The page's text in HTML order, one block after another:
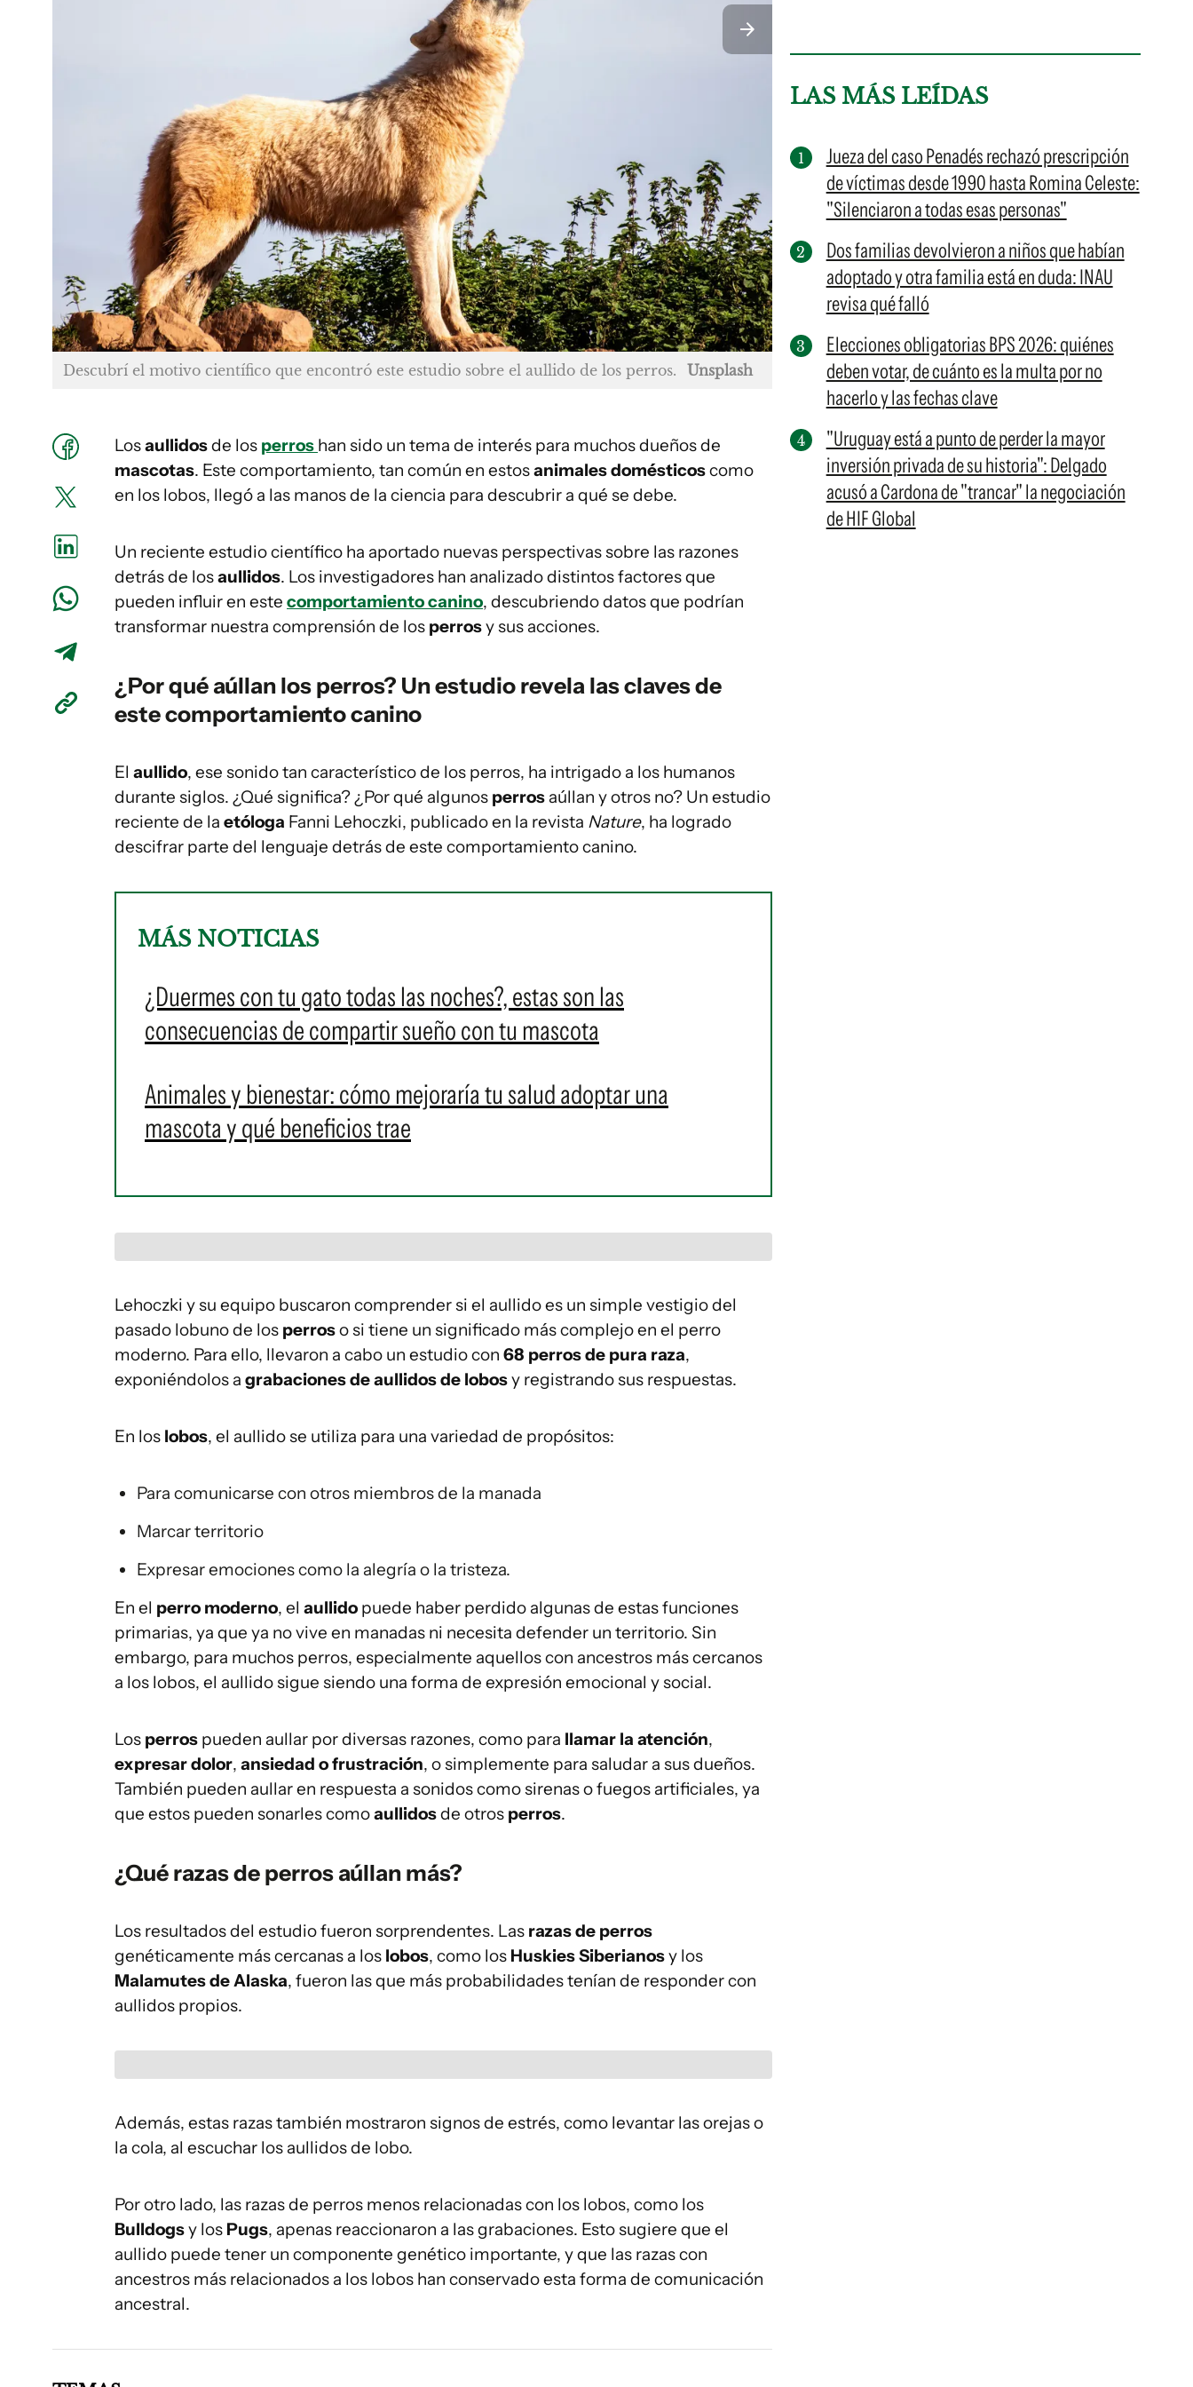
Descubrí el motivo científico que encontró este estudio sobre el aullido de los perros. Unsplash
Losaullidosde los perros han sido un tema de interés para muchos dueños de
mascotas. Este comportamiento, tan común en estosanimales domésticoscomo
en los lobos, llegó a las manos de la ciencia para descubrir a qué se debe.
Un reciente estudio científico ha aportado nuevas perspectivas sobre las razones
detrás de losaullidos. Los investigadores han analizado distintos factores que
pueden influir en este comportamiento canino, descubriendo datos que podrían
transformar nuestra comprensión de los perrosy sus acciones.
¿Por qué aúllan los perros? Un estudio revela las claves de
este comportamiento canino
El aullido, ese sonido tan característico de los perros, ha intrigado a los humanos
durante siglos. ¿Qué significa? ¿Por qué algunos perros aúllan y otros no? Un estudio
reciente de la etóloga Fanni Lehoczki, publicado en la revista Nature, ha logrado
descifrar parte del lenguaje detrás de este comportamiento canino.
MÁS NOTICIAS
¿Duermes con tu gato todas las noches?, estas son las
consecuencias de compartir sueño con tu mascota
Animales y bienestar: cómo mejoraría tu salud adoptar una
mascota y qué beneficios trae
Lehoczki y su equipo buscaron comprender si el aullido es un simple vestigio del
pasado lobuno de los perroso si tiene un significado más complejo en el perro
moderno. Para ello, llevaron a cabo un estudio con 68 perros de pura raza,
exponiéndolos a grabaciones de aullidos de lobosy registrando sus respuestas.
En los lobos, el aullido se utiliza para una variedad de propósitos:
Para comunicarse con otros miembros de la manada
Marcar territorio
Expresar emociones como la alegría o la tristeza.
En el perro moderno, el aullido puede haber perdido algunas de estas funciones
primarias, ya que ya no vive en manadas ni necesita defender un territorio. Sin
embargo, para muchos perros, especialmente aquellos con ancestros más cercanos
a los lobos, el aullido sigue siendo una forma de expresión emocional y social.
Los perros pueden aullar por diversas razones, como para llamar la atención,
expresar dolor, ansiedad o frustración, o simplemente para saludar a sus dueños.
También pueden aullar en respuesta a sonidos como sirenas o fuegos artificiales, ya
que estos pueden sonarles comoaullidosde otros perros.
¿Qué razas de perros aúllan más?
Los resultados del estudio fueron sorprendentes. Las razas de perros
genéticamente más cercanas a los lobos, como los Huskies Siberianosy los
Malamutes de Alaska, fueron las que más probabilidades tenían de responder con
aullidos propios.
Además, estas razas también mostraron signos de estrés, como levantar las orejas o
la cola, al escuchar los aullidos de lobo.
Por otro lado, las razas de perros menos relacionadas con los lobos, como los
Bulldogsy los Pugs, apenas reaccionaron a las grabaciones. Esto sugiere que el
aullido puede tener un componente genético importante, y que las razas con
ancestros más relacionados a los lobos han conservado esta forma de comunicación
ancestral.
LAS MÁS LEÍDAS
Jueza del caso Penadés rechazó prescripción
de víctimas desde 1990 hasta Romina Celeste:
"Silenciaron a todas esas personas"
Dos familias devolvieron a niños que habían
adoptado y otra familia está en duda: INAU
revisa qué falló
Elecciones obligatorias BPS 2026: quiénes
deben votar, de cuánto es la multa por no
hacerlo y las fechas clave
"Uruguay está a punto de perder la mayor
inversión privada de su historia": Delgado
acusó a Cardona de "trancar" la negociación
de HIF Global